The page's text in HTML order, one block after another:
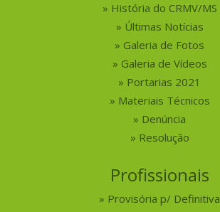
História do CRMV/MS
Últimas Notícias
Galeria de Fotos
Galeria de Vídeos
Portarias 2021
Materiais Técnicos
Denúncia
Resolução
Profissionais
Provisória p/ Definitiva